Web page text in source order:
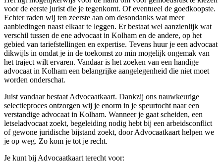
voor de eerste jurist die je tegenkomt. Of eventueel de goedkoopste.
Echter raden wij ten zeerste aan om desondanks wat meer
aanbiedingen naast elkaar te leggen. Er bestaat wel aanzienlijk wat
verschil tussen de ene advocaat in Kolham en de andere, op het
gebied van tariefstellingen en expertise. Tevens huur je een advocaat
dikwijls in omdat je in de toekomst zo min mogelijk ongemak van
het traject wilt ervaren. Vandaar is het zoeken van een handige
advocaat in Kolham een belangrijke aangelegenheid die niet moet
worden onderschat.
Juist vandaar bestaat Advocaatkaart. Dankzij ons nauwkeurige
selectieproces ontzorgen wij je enorm in je speurtocht naar een
verstandige advocaat in Kolham. Wanneer je gaat scheiden, een
letseladvocaat zoekt, begeleiding nodig hebt bij een arbeidsconflict
of gewone juridische bijstand zoekt, door Advocaatkaart helpen we
je op weg. Zo kom je tot je recht.
Je kunt bij Advocaatkaart terecht voor: